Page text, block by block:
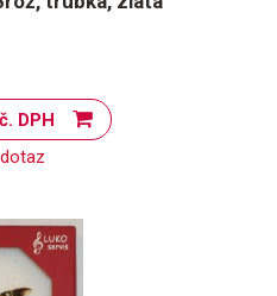
Kč vč. DPH